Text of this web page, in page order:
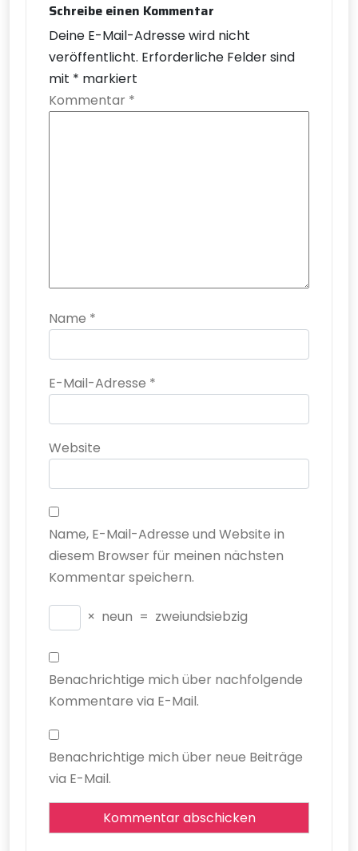
Schreibe einen Kommentar
Deine E-Mail-Adresse wird nicht
veröffentlicht. Erforderliche Felder sind
mit * markiert
Kommentar *
Name *
E-Mail-Adresse *
Website
Name, E-Mail-Adresse und Website in
diesem Browser für meinen nächsten
Kommentar speichern.
× neun = zweiundsiebzig
Benachrichtige mich über nachfolgende
Kommentare via E-Mail.
Benachrichtige mich über neue Beiträge
via E-Mail.